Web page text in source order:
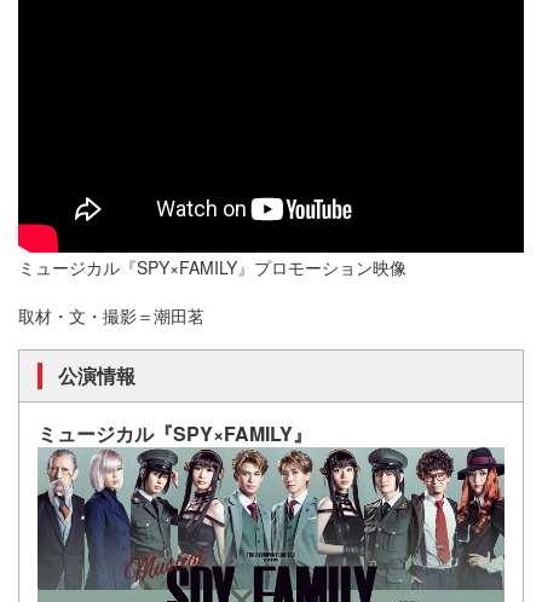
ミュージカル『SPY×FAMILY』プロモーション映像
取材・文・撮影＝潮田茗
公演情報
ミュージカル『SPY×FAMILY』